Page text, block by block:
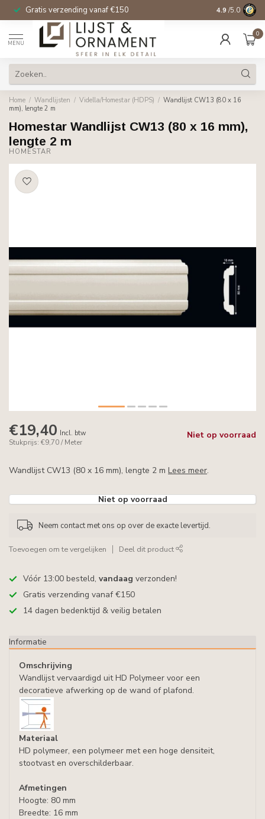
Gratis verzending vanaf €150 14 dagen
4.9 /5.0
MENU
0
Home / Wandlijsten / Vidella/Homestar (HDPS) / Wandlijst CW13 (80 x 16
mm), lengte 2 m
Homestar Wandlijst CW13 (80 x 16 mm),
lengte 2 m
HOMESTAR
€19,40 Incl. btw
Stukprijs: €9,70 / Meter
Niet op voorraad
Wandlijst CW13 (80 x 16 mm), lengte 2 m Lees meer.
Niet op voorraad
Neem contact met ons op over de exacte levertijd.
Toevoegen om te vergelijken Deel dit product
Vóór 13:00 besteld, vandaag verzonden!
Gratis verzending vanaf €150
14 dagen bedenktijd & veilig betalen
Informatie
Omschrijving
Wandlijst vervaardigd uit HD Polymeer voor een
decoratieve afwerking op de wand of plafond.
Materiaal
HD polymeer, een polymeer met een hoge densiteit,
stootvast en overschilderbaar.
Afmetingen
Hoogte: 80 mm
Breedte: 16 mm